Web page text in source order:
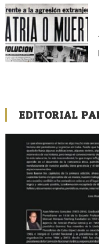
EDITORIAL